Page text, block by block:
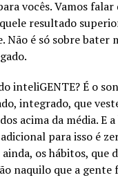
vocês. Vamos
resultado
Não é só sobre bater
inteliGENTE? É o
integrado, que
acima da média. E
para isso é
os hábitos, que
naquilo que a gente